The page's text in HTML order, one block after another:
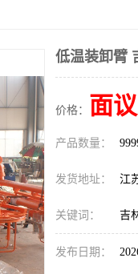
低温装卸臂
价格： 面议
产品数量：
发货地址： 江
关键词： 吉
发布日期：